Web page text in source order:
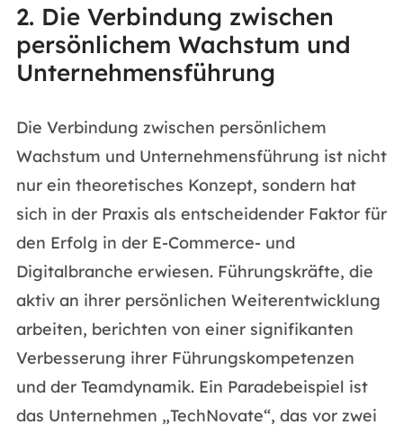
2. Die Verbindung zwischen
persönlichem Wachstum und
Unternehmensführung
Die Verbindung zwischen persönlichem
Wachstum und Unternehmensführung ist nicht
nur ein theoretisches Konzept, sondern hat
sich in der Praxis als entscheidender Faktor für
den Erfolg in der E-Commerce- und
Digitalbranche erwiesen. Führungskräfte, die
aktiv an ihrer persönlichen Weiterentwicklung
arbeiten, berichten von einer signifikanten
Verbesserung ihrer Führungskompetenzen
und der Teamdynamik. Ein Paradebeispiel ist
das Unternehmen „TechNovate“, das vor zwei